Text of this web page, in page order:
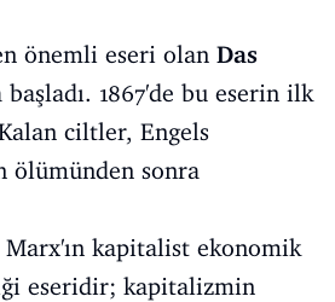
önemli eseri olan Das
başladı. 1867'de bu eserin ilk
ciltler, Engels
ölümünden sonra
kapitalist ekonomik
eseridir; kapitalizmin